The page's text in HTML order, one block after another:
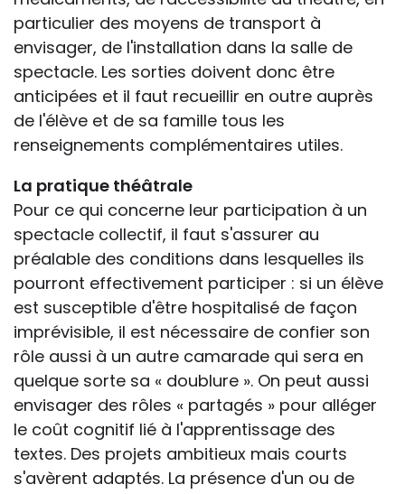
particulier des moyens de transport à
envisager, de l'installation dans la salle de
spectacle. Les sorties doivent donc être
anticipées et il faut recueillir en outre auprès
de l'élève et de sa famille tous les
renseignements complémentaires utiles.
La pratique théâtrale
Pour ce qui concerne leur participation à un
spectacle collectif, il faut s'assurer au
préalable des conditions dans lesquelles ils
pourront effectivement participer : si un élève
est susceptible d'être hospitalisé de façon
imprévisible, il est nécessaire de confier son
rôle aussi à un autre camarade qui sera en
quelque sorte sa « doublure ». On peut aussi
envisager des rôles « partagés » pour alléger
le coût cognitif lié à l'apprentissage des
textes. Des projets ambitieux mais courts
s'avèrent adaptés. La présence d'un ou de